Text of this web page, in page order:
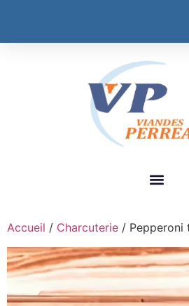
Accueil / Charcuterie / Pepperoni